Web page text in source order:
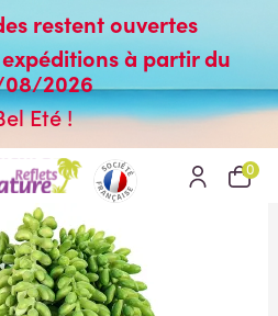
restent ouvertes
à partir du
2026
Eté !
0